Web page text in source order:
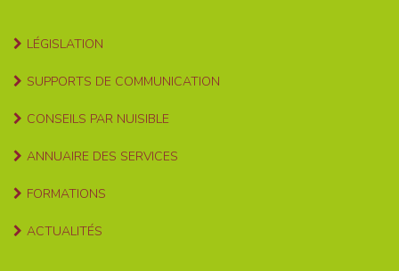
LÉGISLATION
SUPPORTS DE COMMUNICATION
CONSEILS PAR NUISIBLE
ANNUAIRE DES SERVICES
FORMATIONS
ACTUALITÉS